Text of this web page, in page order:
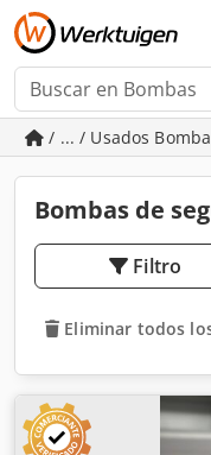
/ ... / Usados
Bombas de
Filtro
Eliminar todos